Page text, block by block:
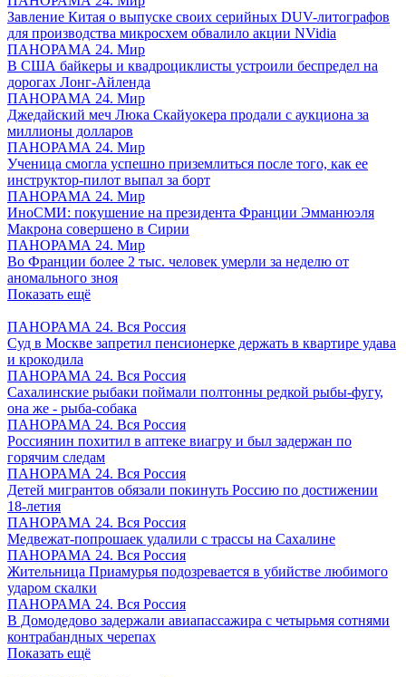
Завление Китая о выпуске своих серийных DUV-литографов
для производства микросхем обвалило акции NVidia
ПАНОРАМА 24. Мир
В США байкеры и квадроциклисты устроили беспредел на
дорогах Лонг-Айленда
ПАНОРАМА 24. Мир
Джедайский меч Люка Скайуокера продали с аукциона за
миллионы долларов
ПАНОРАМА 24. Мир
Ученица смогла успешно приземлиться после того, как ее
инструктор-пилот выпал за борт
ПАНОРАМА 24. Мир
ИноСМИ: покушение на президента Франции Эмманюэля
Макрона совершено в Сирии
ПАНОРАМА 24. Мир
Во Франции более 2 тыс. человек умерли за неделю от
аномального зноя
Показать ещё
ПАНОРАМА 24. Вся Россия
Суд в Москве запретил пенсионерке держать в квартире удава
и крокодила
ПАНОРАМА 24. Вся Россия
Сахалинские рыбаки поймали полтонны редкой рыбы-фугу,
она же - рыба-собака
ПАНОРАМА 24. Вся Россия
Россиянин похитил в аптеке виагру и был задержан по
горячим следам
ПАНОРАМА 24. Вся Россия
Детей мигрантов обязали покинуть Россию по достижении
18-летия
ПАНОРАМА 24. Вся Россия
Медвежат-попрошаек удалили с трассы на Сахалине
ПАНОРАМА 24. Вся Россия
Жительница Приамурья подозревается в убийстве любимого
ударом скалки
ПАНОРАМА 24. Вся Россия
В Домодедово задержали авиапассажира с четырьмя сотнями
контрабандных черепах
Показать ещё